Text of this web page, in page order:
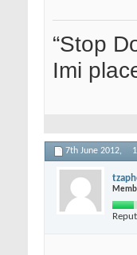
“Stop
Imi
7th June 2012,